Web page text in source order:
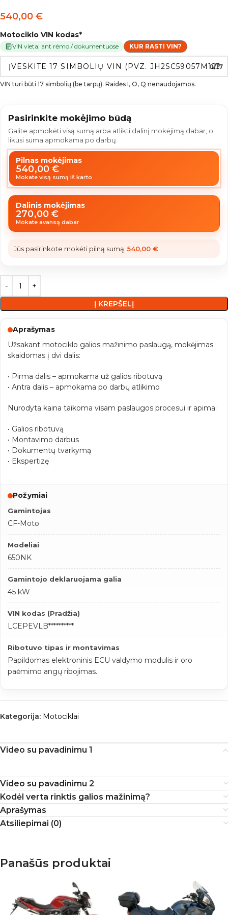
540,00 €
Motociklo VIN kodas*
VIN vieta: ant rėmo / dokumentuose KUR RASTI VIN?
0/17
VIN turi būti 17 simbolių (be tarpų). Raidės I, O, Q nenaudojamos.
Pasirinkite mokėjimo būdą
Galite apmokėti visą sumą arba atlikti dalinį mokėjimą dabar, o
likusi suma apmokama po darbų.
Pilnas mokėjimas
540,00€
Mokate visą sumą iš karto
Dalinis mokėjimas
270,00€
Mokate avansą dabar
Jūs pasirinkote mokėti pilną sumą: 540,00 €.
Į KREPŠELĮ
Aprašymas
Užsakant motociklo galios mažinimo paslaugą, mokėjimas
skaidomas į dvi dalis:
• Pirma dalis – apmokama už galios ribotuvą
• Antra dalis – apmokama po darbų atlikimo
Nurodyta kaina taikoma visam paslaugos procesui ir apima:
• Galios ribotuvą
• Montavimo darbus
• Dokumentų tvarkymą
• Ekspertizę
Požymiai
Gamintojas
CF-Moto
Modeliai
650NK
Gamintojo deklaruojama galia
45 kW
VIN kodas (Pradžia)
LCEPEVLB**********
Ribotuvo tipas ir montavimas
Papildomas elektroninis ECU valdymo modulis ir oro
paėmimo angų ribojimas.
Kategorija: Motociklai
Video su pavadinimu 1
Video su pavadinimu 2
Kodėl verta rinktis galios mažinimą?
Aprašymas
Atsiliepimai (0)
Panašūs produktai